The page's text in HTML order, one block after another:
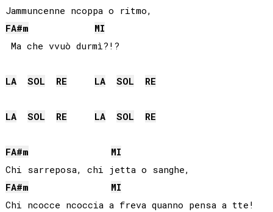
FA#m
MI
LA SOL RE LA SOL RE
LA SOL RE LA SOL RE
FA#m
MI
FA#m
MI